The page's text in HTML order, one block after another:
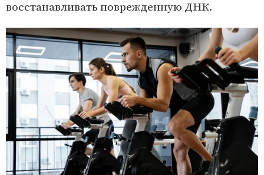
восстанавливать поврежденную ДНК.